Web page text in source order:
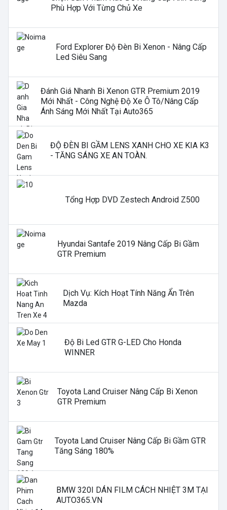
Phù Hợp Với Từng Chủ Xe
Ford Explorer Độ Đèn Bi Xenon - Nâng Cấp
Led Siêu Sang
Đánh Giá Nhanh Bi Xenon GTR Premium 2019
Mới Nhất - Công Nghệ Độ Xe Ô Tô/nâng Cấp
Ánh Sáng Mới Nhất Tại Auto365
ĐỘ ĐÈN BI GẦM LENS XANH CHO XE KIA K3
- TĂNG SÁNG XE AN TOÀN.
Tổng Hợp DVD Zestech Android Z500
Hyundai Santafe 2019 Nâng Cấp Bi Gầm
GTR Premium
Dịch Vụ: Kích Hoạt Tính Năng Ẩn Trên
Mazda
Độ Bi Led GTR G-LED Cho Honda
WINNER
Toyota Land Cruiser Nâng Cấp Bi Xenon
GTR Premium
Toyota Land Cruiser Nâng Cấp Bi Gầm GTR
Tăng Sáng 180%
BMW 320I DÁN FILM CÁCH NHIỆT 3M TẠI
AUTO365.VN